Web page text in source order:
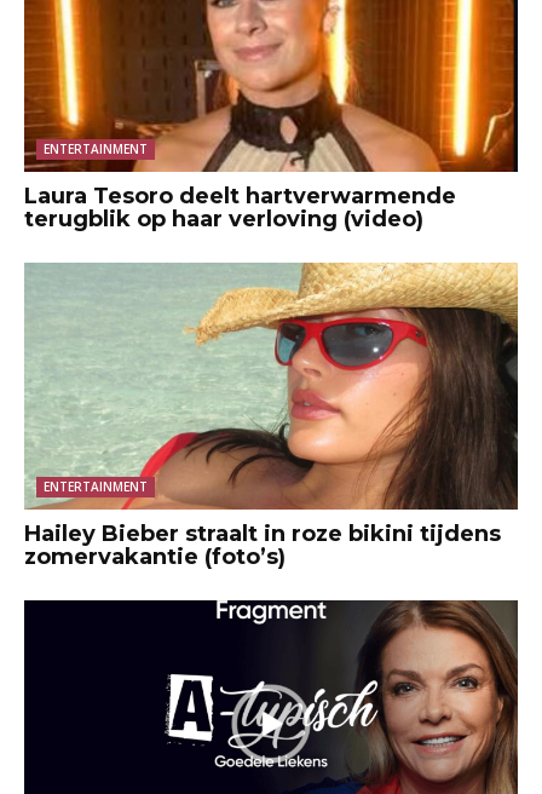
ENTERTAINMENT
Laura Tesoro deelt hartverwarmende
terugblik op haar verloving (video)
ENTERTAINMENT
Hailey Bieber straalt in roze bikini tijdens
zomervakantie (foto’s)